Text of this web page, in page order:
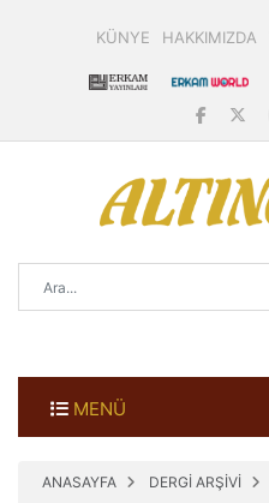
KÜNYE HAKKIMIZDA
MENÜ
ANASAYFA DERGİ ARŞİVİ